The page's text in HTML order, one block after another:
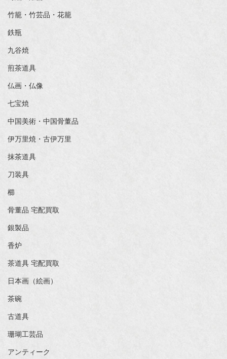
竹籠・竹芸品・花籠
鉄瓶
九谷焼
煎茶道具
仏画・仏像
七宝焼
中国美術・中国骨董品
伊万里焼・古伊万里
抹茶道具
刀装具
櫛
骨董品 宅配買取
銀製品
香炉
茶道具 宅配買取
日本画（絵画）
茶碗
古道具
珊瑚工芸品
アンティーク